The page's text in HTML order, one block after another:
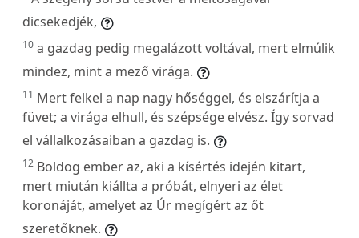
dicsekedjék,
10 a gazdag pedig megalázott voltával, mert elmúlik
mindez, mint a mező virága.
11 Mert felkel a nap nagy hőséggel, és elszárítja a
füvet; a virága elhull, és szépsége elvész. Így sorvad
el vállalkozásaiban a gazdag is.
12 Boldog ember az, aki a kísértés idején kitart,
mert miután kiállta a próbát, elnyeri az élet
koronáját, amelyet az Úr megígért az őt
szeretőknek.